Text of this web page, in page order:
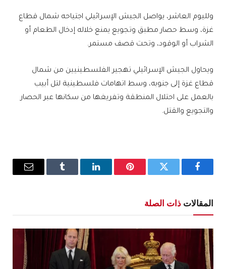
ولليوم العاشر، يواصل الجيش الإسرائيلي اجتياحه شمال قطاع
غزة، وسط حصار مطبق وتجويع يمنع خلاله إدخال الطعام أو
الشراب أو الوقود، وتحت قصف مستمر.
ويحاول الجيش الإسرائيلي تهجير الفلسطينيين من شمال
قطاع غزة إلى جنوبه، وسط اتهامات فلسطينية لتل أبيب
بالعمل على احتلال المنطقة وتفريغها من سكانها عبر الحصار
والتجويع والقتل.
فيسبوك تويتر بينتيريستلينكدإن Tumblr
البريد
المقالات ذات الصلة